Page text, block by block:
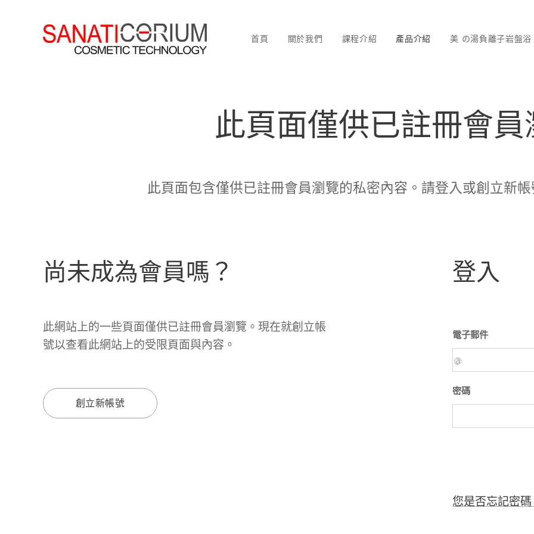
首頁 關於我們 課程介紹 產品介紹 美 の湯負離子岩盤浴
此頁面僅供已註冊會員
此頁面包含僅供已註冊會員瀏覽的私密內容。請登入或創立新
尚未成為會員嗎？
此網站上的一些頁面僅供已註冊會員瀏覽。現在就創立帳
號以查看此網站上的受限頁面與內容。
創立新帳號
登入
電子郵件
密碼
您是否忘記密